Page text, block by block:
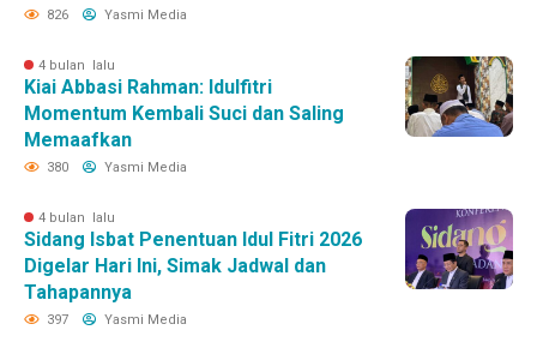
826 Yasmi Media
4 bulan lalu
Kiai Abbasi Rahman: Idulfitri
Momentum Kembali Suci dan Saling
Memaafkan
380 Yasmi Media
4 bulan lalu
Sidang Isbat Penentuan Idul Fitri 2026
Digelar Hari Ini, Simak Jadwal dan
Tahapannya
397 Yasmi Media